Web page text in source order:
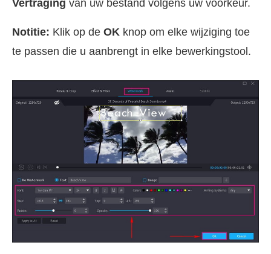
Vertraging van uw bestand volgens uw voorkeur.
Notitie: Klik op de OK knop om elke wijziging toe
te passen die u aanbrengt in elke bewerkingstool.